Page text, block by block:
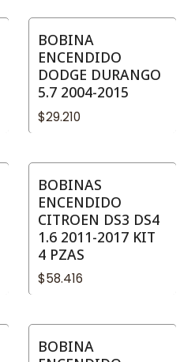
BOBINA
ENCENDIDO
DODGE DURANGO
5.7 2004-2015
$29.210
BOBINAS
ENCENDIDO
CITROEN DS3 DS4
1.6 2011-2017 KIT
4 PZAS
$58.416
BOBINA